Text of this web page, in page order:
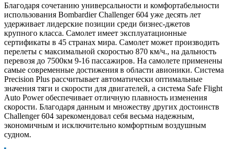
Благодаря сочетанию универсальности и комфортабельности
использования Bombardier Challenger 604 уже десять лет
удерживает лидерские позиции среди бизнес-джетов
крупного класса. Самолет имеет эксплуатационные
сертификаты в 45 странах мира. Самолет может производить
перелеты с максимальной скоростью 870 км/ч., на дальность
перевозя до 7500км 9-16 пассажиров. На самолете применены
самые современные достижения в области авионики. Система
Precision Plus рассчитывает автоматически оптимальные
значения тяги и скорости для двигателей, а система Safe Flight
Auto Power обеспечивает отличную плавность изменения
скорости. Благодаря данным и множеству других достоинств
Challenger 604 зарекомендовал себя весьма надежным,
экономичным и исключительно комфортным воздушным
судном.